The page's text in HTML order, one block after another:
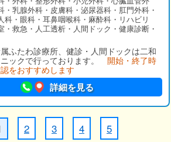
ンターでそれぞれ役割分担して連携を取
健康を守ります。
・乳腺外科・皮膚科・泌尿器科・肛門外科・
科・眼科・耳鼻咽喉科・麻酔科・リハビリ
・救急・人工透析・人間ドック・健康診断・
ふたわ診療所、健診・人間ドックは二和
ックで行っております。 開始・終了時
をおすすめします
詳細を見る
2 3 4 5